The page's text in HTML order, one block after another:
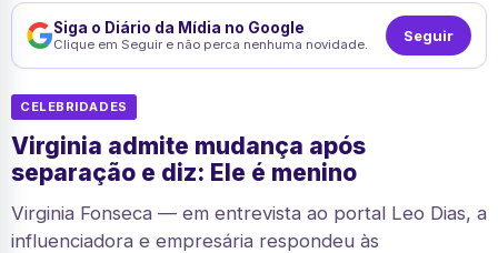
Siga o Diário da Mídia no Google
Clique em Seguir e não perca nenhuma novidade. Seguir
CELEBRIDADES
Virginia admite mudança após
separação e diz: Ele é menino
Virginia Fonseca — em entrevista ao portal Leo Dias, a
influenciadora e empresária respondeu às